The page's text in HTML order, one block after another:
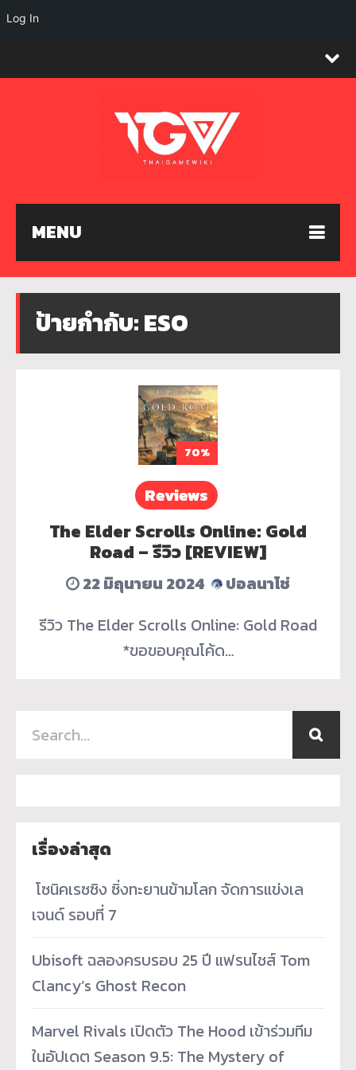
MENU
ป้ายกำกับ:ESO
70%
Reviews
The Elder Scrolls Online: Gold
Road – รีวิว [REVIEW]
22 มิถุนายน 2024
ปอลนาโช่
รีวิว The Elder Scrolls Online: Gold Road
*ขอขอบคุณโค้ด…
เรื่องล่าสุด
­ โซนิคเรซซิง ซิ่งทะยานข้ามโลก จัดการแข่งเล
เจนด์ รอบที่ 7
Ubisoft ฉลองครบรอบ 25 ปี แฟรนไชส์ Tom
Clancy’s Ghost Recon
Marvel Rivals เปิดตัว The Hood เข้าร่วมทีม
ในอัปเดต Season 9.5: The Mystery of
Log In